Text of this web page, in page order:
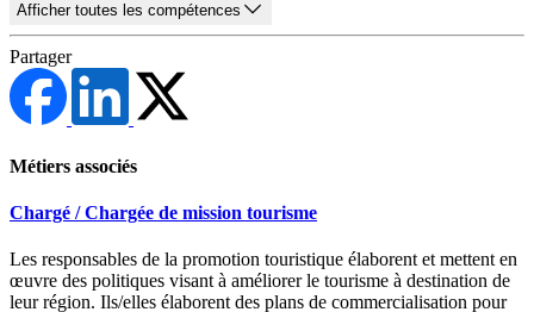
Afficher toutes les compétences
Partager
Métiers associés
Chargé / Chargée de mission tourisme
Les responsables de la promotion touristique élaborent et mettent en
œuvre des politiques visant à améliorer le tourisme à destination de
leur région. Ils/elles élaborent des plans de commercialisation pour